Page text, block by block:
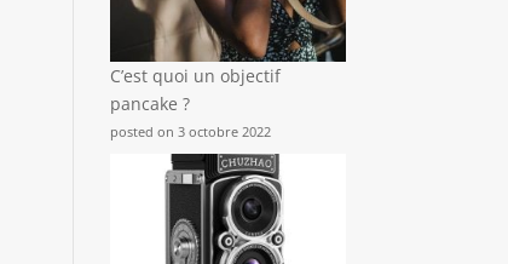
C’est quoi un objectif
pancake ?
posted on 3 octobre 2022